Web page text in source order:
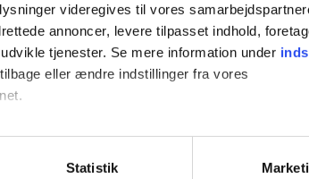
videregives til vores
annoncer, levere tilpasset indhold,
tjenester. Se mere information under
eller ændre indstillinger fra vores
nøjagtig inden for få meter
Statistik